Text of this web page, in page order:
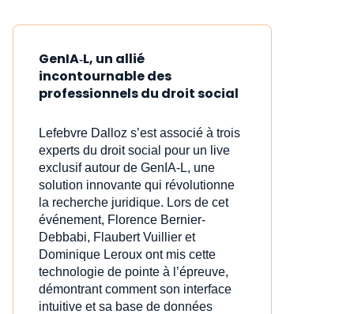
GenIA‑L, un allié
incontournable des
professionnels du droit social
Lefebvre Dalloz s’est associé à trois
experts du droit social pour un live
exclusif autour de GenIA‑L, une
solution innovante qui révolutionne
la recherche juridique. Lors de cet
événement, Florence Bernier-
Debbabi, Flaubert Vuillier et
Dominique Leroux ont mis cette
technologie de pointe à l’épreuve,
démontrant comment son interface
intuitive et sa base de données